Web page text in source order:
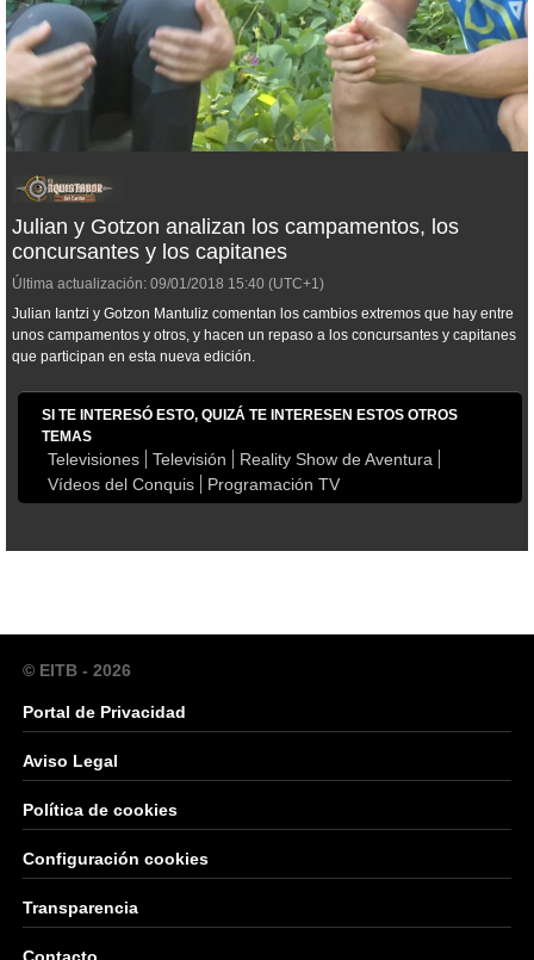
Julian y Gotzon analizan los campamentos, los
concursantes y los capitanes
Última actualización: 09/01/2018 15:40 (UTC+1)
Julian Iantzi y Gotzon Mantuliz comentan los cambios extremos que hay entre
unos campamentos y otros, y hacen un repaso a los concursantes y capitanes
que participan en esta nueva edición.
SI TE INTERESÓ ESTO, QUIZÁ TE INTERESEN ESTOS OTROS
TEMAS
Televisiones Televisión
Reality Show de Aventura
Vídeos del Conquis
Programación TV
© EITB - 2026
Portal de Privacidad
Aviso Legal
Política de cookies
Configuración cookies
Transparencia